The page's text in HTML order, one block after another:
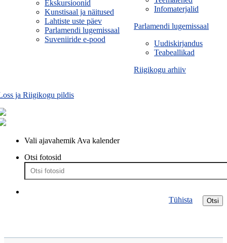
Infomaterjalid
Parlamendi lugemissaal
Uudiskirjandus
Teabeallikad
Riigikogu arhiiv
Ekskursioonid
Kunstisaal ja näitused
Lahtiste uste päev
Parlamendi lugemissaal
Suveniiride e-pood
ja Riigikogu pildis
Vali ajavahemik Ava kalender
Otsi fotosid
Otsi
Tühista